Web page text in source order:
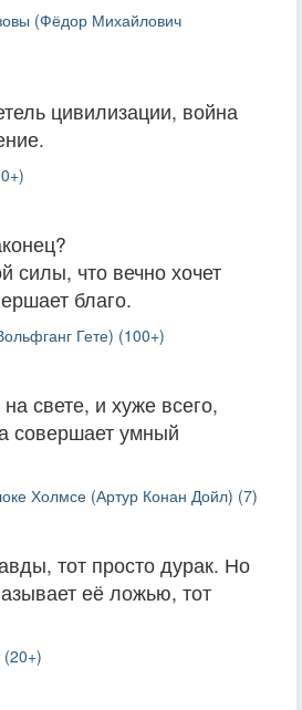
(Фёдор Михайлович
цивилизации, война
что вечно хочет
благо.
Гете) (100+)
свете, и хуже всего,
совершает умный
Холмсе (Артур Конан Дойл) (7)
тот просто дурак. Но
её ложью, тот
(20+)